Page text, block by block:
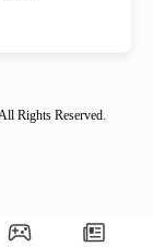
Rights Reserved.